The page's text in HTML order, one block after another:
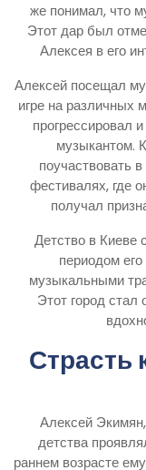
же понимал, что
Этот дар был
Алексея в его
Алексей посещал
игре на различных
прогрессировал
музыкантом.
поучаствовать
фестивалях, где
получал
Детство в
периодом
музыкальными
Этот город
Страсть
Алексей
детства
раннем возрасте